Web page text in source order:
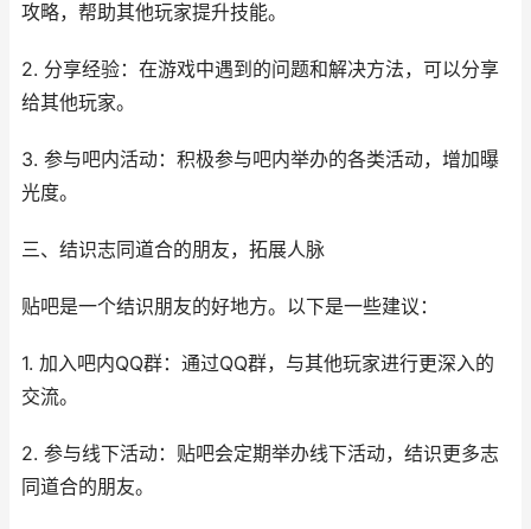
攻略，帮助其他玩家提升技能。
2. 分享经验：在游戏中遇到的问题和解决方法，可以分享
给其他玩家。
3. 参与吧内活动：积极参与吧内举办的各类活动，增加曝
光度。
三、结识志同道合的朋友，拓展人脉
贴吧是一个结识朋友的好地方。以下是一些建议：
1. 加入吧内QQ群：通过QQ群，与其他玩家进行更深入的
交流。
2. 参与线下活动：贴吧会定期举办线下活动，结识更多志
同道合的朋友。